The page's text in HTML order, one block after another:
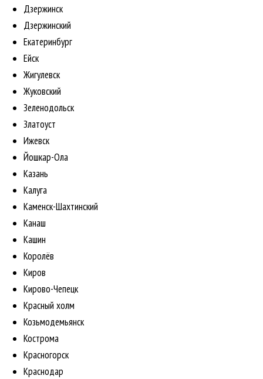
Дзержинск
Дзержинский
Екатеринбург
Ейск
Жигулевск
Жуковский
Зеленодольск
Златоуст
Ижевск
Йошкар-Ола
Казань
Калуга
Каменск-Шахтинский
Канаш
Кашин
Королёв
Киров
Кирово-Чепецк
Красный холм
Козьмодемьянск
Кострома
Красногорск
Краснодар